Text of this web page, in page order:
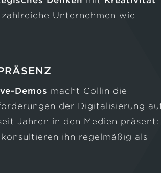
Unternehmen wie
Demos macht Collin die
der Digitalisierung
Jahren in den Medien präsent:
ihn regelmäßig als